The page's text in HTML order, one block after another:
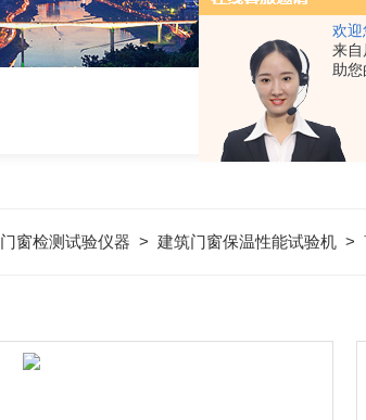
欢迎
来自
助您
门窗检测试验仪器 >建筑门窗保温性能试验机 >